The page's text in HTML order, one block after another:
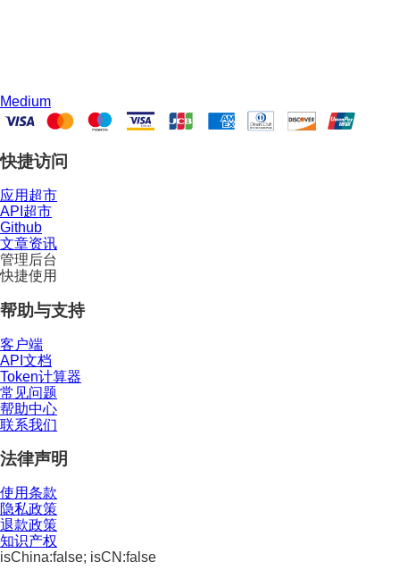
Medium
快捷访问
应用超市
API超市
Github
文章资讯
管理后台
快捷使用
帮助与支持
客户端
API文档
Token计算器
常见问题
帮助中心
联系我们
法律声明
使用条款
隐私政策
退款政策
知识产权
isChina:false; isCN:false